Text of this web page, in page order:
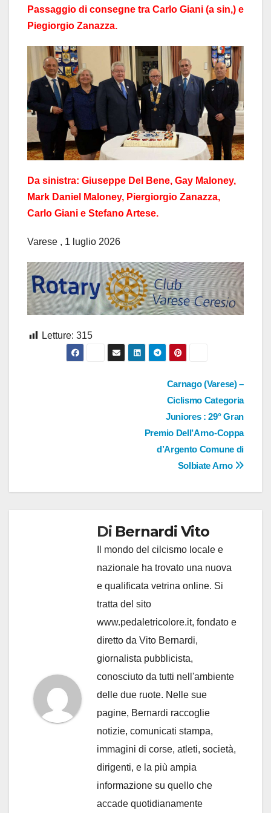
Passaggio di consegne tra Carlo Giani (a sin,) e
Piegiorgio Zanazza.
Da sinistra: Giuseppe Del Bene, Gay Maloney,
Mark Daniel Maloney, Piergiorgio Zanazza,
Carlo Giani e Stefano Artese.
Varese , 1 luglio 2026
Letture: 315
Carnago (Varese) –
Ciclismo Categoria
Juniores : 29° Gran
Premio Dell’Arno-Coppa
d’Argento Comune di
Solbiate Arno
Di Bernardi Vito
Il mondo del cilcismo locale e
nazionale ha trovato una nuova
e qualificata vetrina online. Si
tratta del sito
www.pedaletricolore.it, fondato e
diretto da Vito Bernardi,
giornalista pubblicista,
conosciuto da tutti nell'ambiente
delle due ruote. Nelle sue
pagine, Bernardi raccoglie
notizie, comunicati stampa,
immagini di corse, atleti, società,
dirigenti, e la più ampia
informazione su quello che
accade quotidianamente